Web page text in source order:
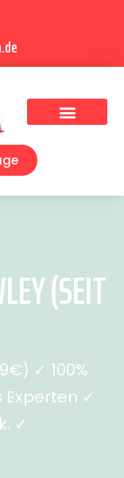
(SEIT
✓ 100%
✓
✓